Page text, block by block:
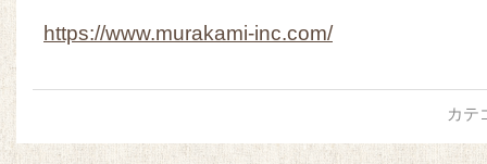
https://www.murakami-inc.com/
カテ